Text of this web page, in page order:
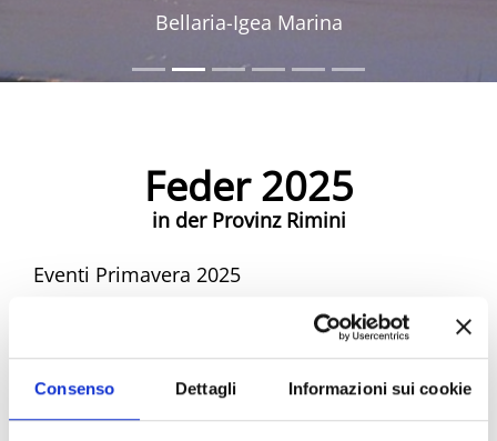
Consenso Dettagli Informazioni sui cookie
Bellaria-Igea Marina
Feder 2025
in der Provinz Rimini
Eventi Primavera 2025
Eventi di Primavera Riviera Rimini